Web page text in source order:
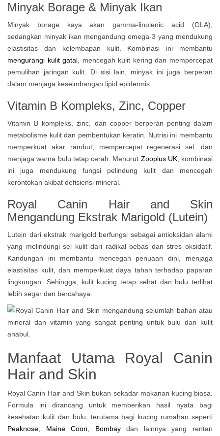
Minyak Borage & Minyak Ikan
Minyak borage kaya akan gamma-linolenic acid (GLA),
sedangkan minyak ikan mengandung omega-3 yang mendukung
elastisitas dan kelembapan kulit. Kombinasi ini membantu
mengurangi kulit gatal , mencegah kulit kering dan mempercepat
pemulihan jaringan kulit. Di sisi lain, minyak ini juga berperan
dalam menjaga keseimbangan lipid epidermis.
Vitamin B Kompleks, Zinc, Copper
Vitamin B kompleks, zinc, dan copper berperan penting dalam
metabolisme kulit dan pembentukan keratin. Nutrisi ini membantu
memperkuat akar rambut, mempercepat regenerasi sel, dan
menjaga warna bulu tetap cerah. Menurut Zooplus UK, kombinasi
ini juga mendukung fungsi pelindung kulit dan mencegah
kerontokan akibat defisiensi mineral.
Royal Canin Hair and Skin
Mengandung Ekstrak Marigold (Lutein)
Lutein dari ekstrak marigold berfungsi sebagai antioksidan alami
yang melindungi sel kulit dari radikal bebas dan stres oksidatif.
Kandungan ini membantu mencegah penuaan dini, menjaga
elastisitas kulit, dan memperkuat daya tahan terhadap paparan
lingkungan. Sehingga, kulit kucing tetap sehat dan bulu terlihat
lebih segar dan bercahaya.
Manfaat Utama Royal Canin
Hair and Skin
Royal Canin Hair and Skin bukan sekadar makanan kucing biasa.
Formula ini dirancang untuk memberikan hasil nyata bagi
kesehatan kulit dan bulu, terutama bagi kucing rumahan seperti
Peaknose
Maine Coon Bombaydan lainnya yang rentan